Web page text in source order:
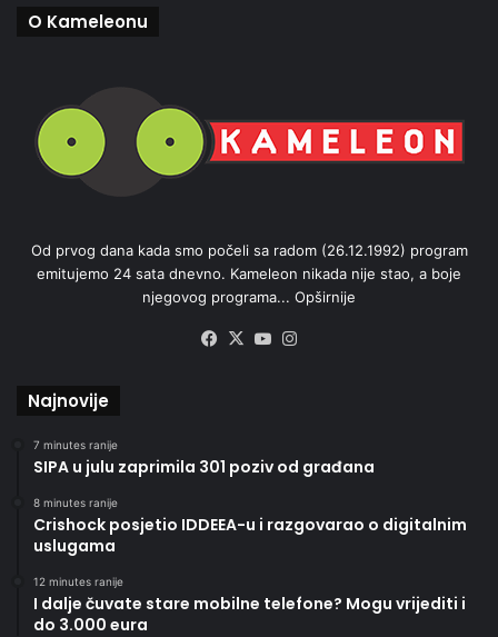
O Kameleonu
Od prvog dana kada smo počeli sa radom (26.12.1992) program
emitujemo 24 sata dnevno. Kameleon nikada nije stao, a boje
njegovog programa... Opširnije
Facebook
X YouTube
Najnovije
7 minutes ranije
SIPA u julu zaprimila 301 poziv od građana
8 minutes ranije
Crishock posjetio IDDEEA-u i razgovarao o digitalnim
uslugama
12 minutes ranije
I dalje čuvate stare mobilne telefone? Mogu vrijediti i
do 3.000 eura